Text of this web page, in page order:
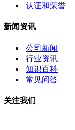
认证和荣誉
新闻资讯
公司新闻
行业资讯
知识百科
常见问答
关注我们